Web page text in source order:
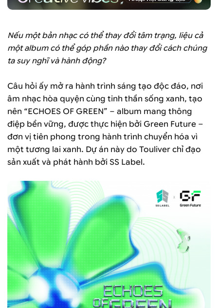
Nếu một bản nhạc có thể thay đổi tâm trạng, liệu cả
một album có thể góp phần nào thay đổi cách chúng
ta suy nghĩ và hành động?
Câu hỏi ấy mở ra hành trình sáng tạo độc đáo, nơi
âm nhạc hòa quyện cùng tinh thần sống xanh, tạo
nên “ECHOES OF GREEN” – album mang thông
điệp bền vững, được thực hiện bởi Green Future –
đơn vị tiên phong trong hành trình chuyển hóa vì
một tương lai xanh. Dự án này do Touliver chỉ đạo
sản xuất và phát hành bởi SS Label.